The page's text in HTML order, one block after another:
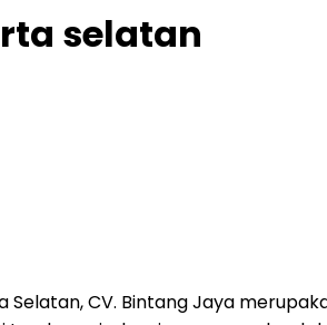
selatan
Selatan, CV. Bintang Jaya